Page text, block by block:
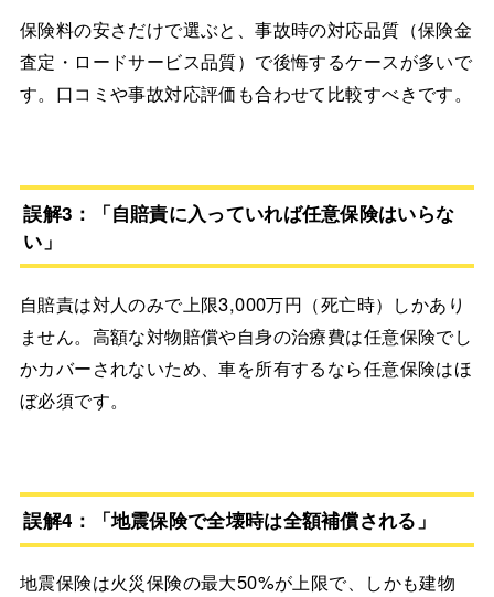
保険料の安さだけで選ぶと、事故時の対応品質（保険金
査定・ロードサービス品質）で後悔するケースが多いで
す。口コミや事故対応評価も合わせて比較すべきです。
誤解3：「自賠責に入っていれば任意保険はいらな
い」
自賠責は対人のみで上限3,000万円（死亡時）しかあり
ません。高額な対物賠償や自身の治療費は任意保険でし
かカバーされないため、車を所有するなら任意保険はほ
ぼ必須です。
誤解4：「地震保険で全壊時は全額補償される」
地震保険は火災保険の最大50%が上限で、しかも建物